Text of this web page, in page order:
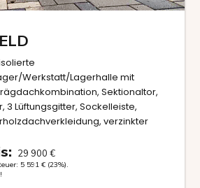
isolierte
Werkstatt/Lagerhalle mit
Sektionaltor,
3 Lüftungsgitter, Sockelleiste,
verzinkter
29 900 €
5 591 € (23%).